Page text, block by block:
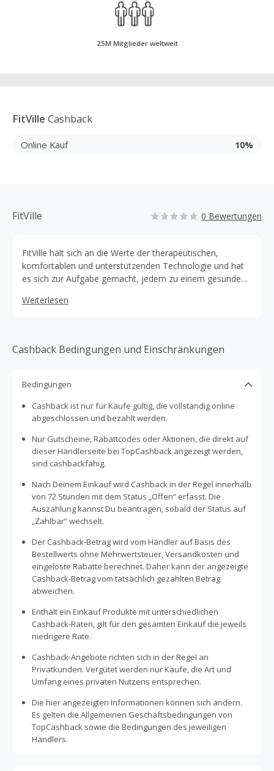
25M Mitglieder weltweit
FitVille Cashback
Online Kauf 10%
FitVille 0 Bewertungen
FitVille hält sich an die Werte der therapeutischen,
komfortablen und unterstützenden Technologie und hat
es sich zur Aufgabe gemacht, jedem zu einem gesunden
fortschrittliche Technologien und Schuhdesigns einsetzt.
Weiterlesen
Cashback Bedingungen und Einschränkungen
Bedingungen
Cashback ist nur für Käufe gültig, die vollständig online
abgeschlossen und bezahlt werden.
Nur Gutscheine, Rabattcodes oder Aktionen, die direkt auf
dieser Händlerseite bei TopCashback angezeigt werden,
sind cashbackfähig.
Nach Deinem Einkauf wird Cashback in der Regel innerhalb
von 72 Stunden mit dem Status „Offen“ erfasst. Die
Auszahlung kannst Du beantragen, sobald der Status auf
„Zahlbar“ wechselt.
Der Cashback-Betrag wird vom Händler auf Basis des
Bestellwerts ohne Mehrwertsteuer, Versandkosten und
eingelöste Rabatte berechnet. Daher kann der angezeigte
Cashback-Betrag vom tatsächlich gezahlten Betrag
abweichen.
Enthält ein Einkauf Produkte mit unterschiedlichen
Cashback-Raten, gilt für den gesamten Einkauf die jeweils
niedrigere Rate.
Cashback-Angebote richten sich in der Regel an
Privatkunden. Vergütet werden nur Käufe, die Art und
Umfang eines privaten Nutzens entsprechen.
Die hier angezeigten Informationen können sich ändern.
Es gelten die Allgemeinen Geschäftsbedingungen von
TopCashback sowie die Bedingungen des jeweiligen
Händlers.